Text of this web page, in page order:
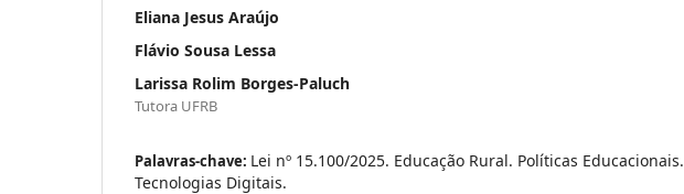
Eliana Jesus Araújo
Flávio Sousa Lessa
Larissa Rolim Borges-Paluch
Tutora UFRB
Palavras-chave: Lei nº 15.100/2025. Educação Rural. Políticas Educacionais.
Tecnologias Digitais.